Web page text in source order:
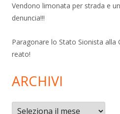
Vendono limonata per strada e
denuncia!!!
Paragonare lo Stato Sionista alla
reato!
ARCHIVI
Archivi